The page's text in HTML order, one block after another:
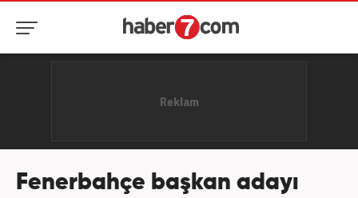
Fenerbahçe başkan adayı